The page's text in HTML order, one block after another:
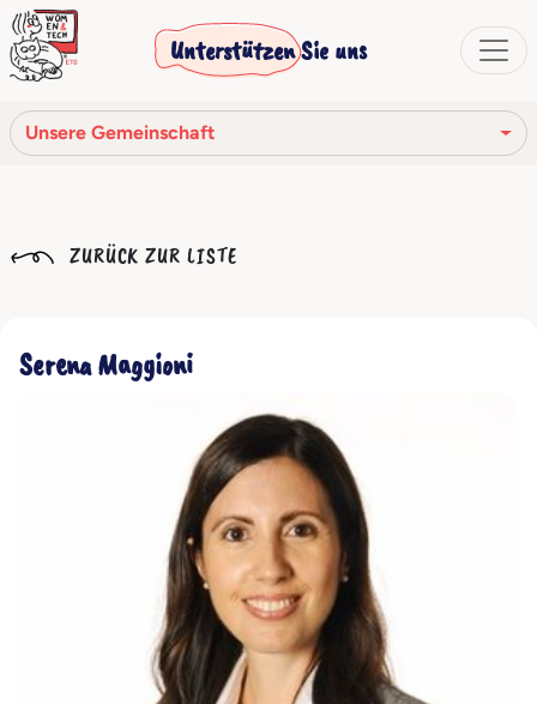
Unterstützen Sie uns
Unsere Gemeinschaft
Unsere Geschichte
Unser Netzwerk
Unsere Gemeinschaft
ZURÜCK ZUR LISTE
Serena Maggioni